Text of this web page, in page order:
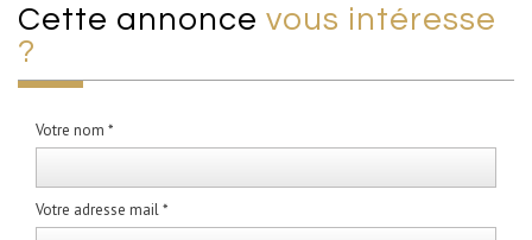
cette annonce vous intéresse
?
Votre nom *
Votre adresse mail *